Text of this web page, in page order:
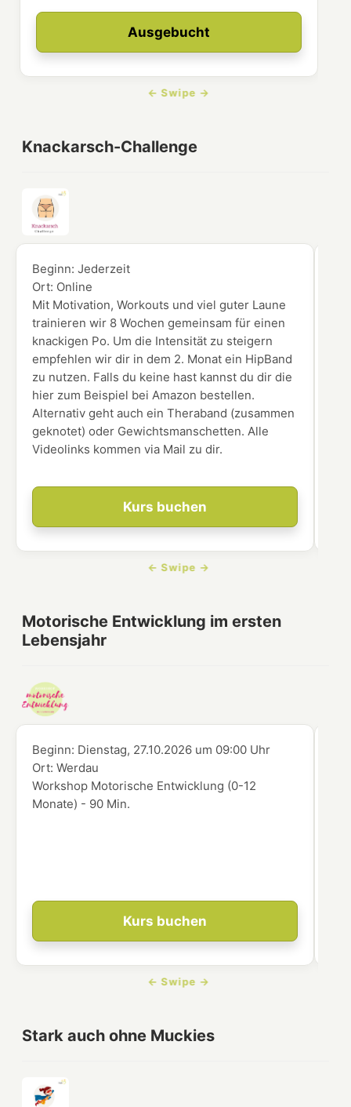
Ausgebucht
Knackarsch-Challenge
Kurs buchen
Beginn:Jederzeit
Ort: Online
Mit Motivation, Workouts und viel guter Laune
trainieren wir 8 Wochen gemeinsam für einen
knackigen Po. Um die Intensität zu steigern
empfehlen wir dir in dem 2. Monat ein HipBand
zu nutzen. Falls du keine hast kannst du dir die
hier zum Beispiel bei Amazon bestellen.
Alternativ geht auch ein Theraband (zusammen
geknotet) oder Gewichtsmanschetten. Alle
Videolinks kommen via Mail zu dir.
Motorische Entwicklung im ersten
Lebensjahr
Kurs buchen
Beginn: Dienstag, 27.10.2026 um 09:00 Uhr
Ort:Werdau
Workshop Motorische Entwicklung (0-12
Monate) - 90 Min.
Stark auch ohne Muckies